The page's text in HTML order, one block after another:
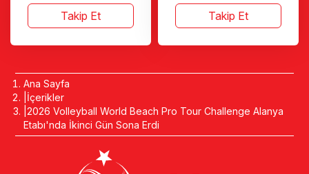
Takip Et Takip Et
Ana Sayfa
İçerikler
2026 Volleyball World Beach Pro Tour Challenge Alanya
Etabı'nda İkinci Gün Sona Erdi